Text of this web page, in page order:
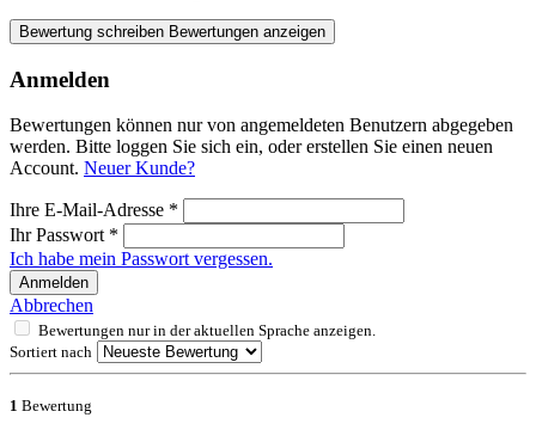
Bewertung schreiben Bewertungen anzeigen
Anmelden
Bewertungen können nur von angemeldeten Benutzern abgegeben
werden. Bitte loggen Sie sich ein, oder erstellen Sie einen neuen
Account. Neuer Kunde?
Ihre E-Mail-Adresse *
Ihr Passwort *
Ich habe mein Passwort vergessen.
Anmelden
Abbrechen
Bewertungen nur in der aktuellen Sprache anzeigen.
Sortiert nach
1 Bewertung